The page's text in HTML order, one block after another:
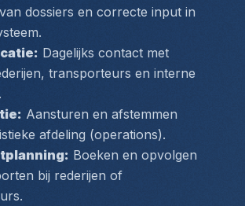
dossiers en correcte input in
Dagelijks contact met
transporteurs en interne
Aansturen en afstemmen
afdeling (operations).
Boeken en opvolgen
bij rederijen of